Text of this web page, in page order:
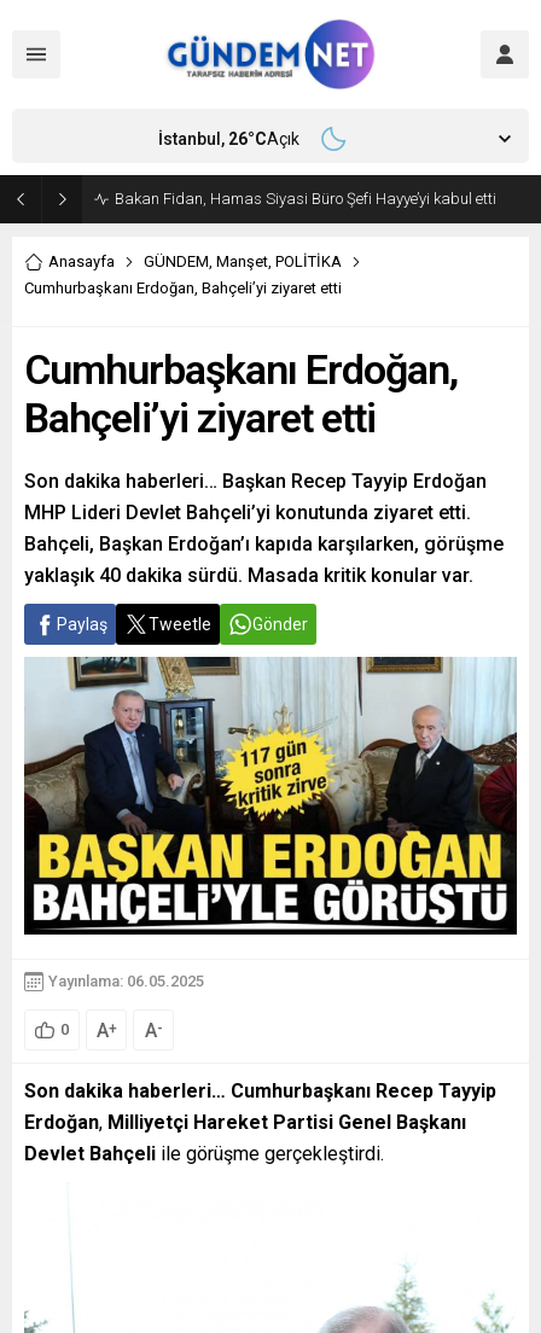
Amasya Belediye Başkanı Sevindi CHP’den istifa etti
İstanbul, 26°CAçık
Anasayfa GÜNDEM, Manşet, POLİTİKA
Cumhurbaşkanı Erdoğan, Bahçeli’yi ziyaret etti
Cumhurbaşkanı Erdoğan,
Bahçeli’yi ziyaret etti
Son dakika haberleri… Başkan Recep Tayyip Erdoğan
MHP Lideri Devlet Bahçeli’yi konutunda ziyaret etti.
Bahçeli, Başkan Erdoğan’ı kapıda karşılarken, görüşme
yaklaşık 40 dakika sürdü. Masada kritik konular var.
Paylaş Tweetle Gönder
Yayınlama: 06.05.2025
0 A+ A-
Son dakika haberleri… Cumhurbaşkanı Recep Tayyip
Erdoğan, Milliyetçi Hareket Partisi Genel Başkanı
Devlet Bahçeli ile görüşme gerçekleştirdi.